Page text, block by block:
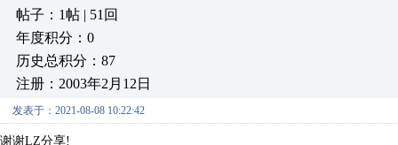
帖子：1帖 | 51回
年度积分：0
历史总积分：87
注册：2003年2月12日
发表于：2021-08-08 10:22:42
谢谢LZ分享!